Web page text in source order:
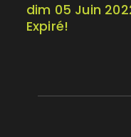
dim 05 Juin
Expiré!